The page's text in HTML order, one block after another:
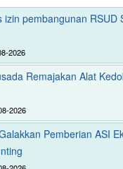
izin pembangunan RSUD
2026
Remajakan Alat
2026
Pemberian ASI